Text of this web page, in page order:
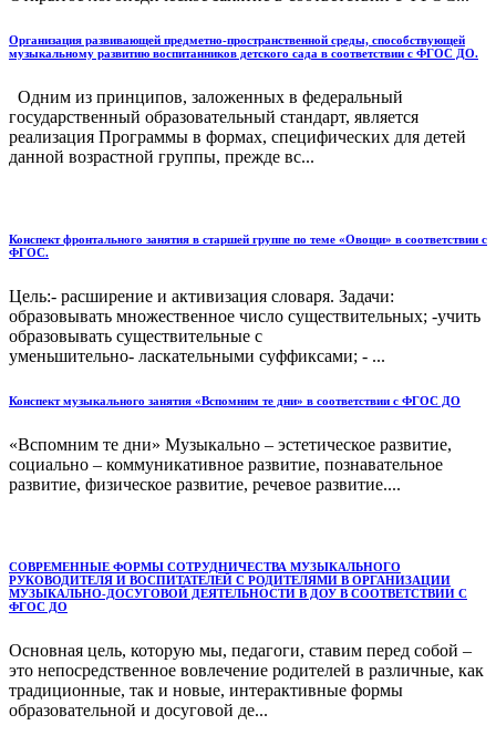
Организация развивающей предметно-пространственной среды, способствующей
музыкальному развитию воспитанников детского сада в соответствии с ФГОС ДО.
Одним из принципов, заложенных в федеральный
государственный образовательный стандарт, является
реализация Программы в формах, специфических для детей
данной возрастной группы, прежде вс...
Конспект фронтального занятия в старшей группе по теме «Овощи» в соответствии с
ФГОС.
Цель:- расширение и активизация словаря. Задачи:
образовывать множественное число существительных; -учить
образовывать существительные с
уменьшительно- ласкательными суффиксами; - ...
Конспект музыкального занятия «Вспомним те дни» в соответствии с ФГОС ДО
«Вспомним те дни» Музыкально – эстетическое развитие,
социально – коммуникативное развитие, познавательное
развитие, физическое развитие, речевое развитие....
СОВРЕМЕННЫЕ ФОРМЫ СОТРУДНИЧЕСТВА МУЗЫКАЛЬНОГО
РУКОВОДИТЕЛЯ И ВОСПИТАТЕЛЕЙ С РОДИТЕЛЯМИ В ОРГАНИЗАЦИИ
МУЗЫКАЛЬНО-ДОСУГОВОЙ ДЕЯТЕЛЬНОСТИ В ДОУ В СООТВЕТСТВИИ С
ФГОС ДО
Основная цель, которую мы, педагоги, ставим перед собой –
это непосредственное вовлечение родителей в различные, как
традиционные, так и новые, интерактивные формы
образовательной и досуговой де...